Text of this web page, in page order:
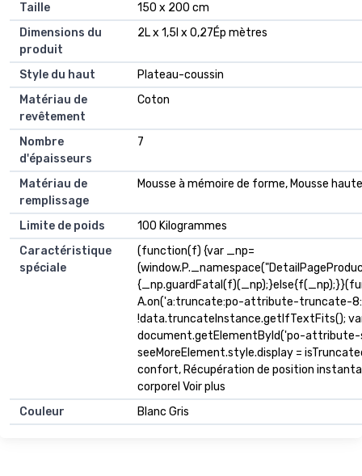
Taille
150 x 200 cm
Dimensions du
produit
2L x 1,5l x 0,27Ép mètres
Style du haut
Plateau-coussin
Matériau de
revêtement
Coton
Nombre
d'épaisseurs
7
Matériau de
remplissage
Mousse à mémoire de forme, Mousse
Limite de poids
100 Kilogrammes
Caractéristique
spéciale
(function(f) {var _np=
A.on('a:truncate:po-attribute-truncate-
!data.truncateInstance.getIfTextFits();
document.getElementById('po-
seeMoreElement.style.display =
confort, Récupération de position
corporel Voir plus
Couleur
Blanc Gris